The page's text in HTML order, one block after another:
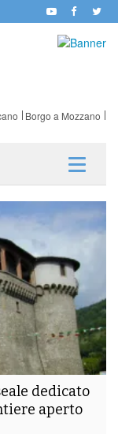
Borgo a Mozzano
dedicato
aperto